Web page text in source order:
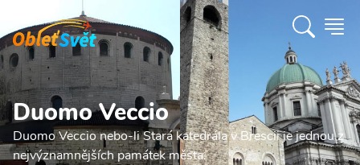
Duomo Veccio
Duomo Veccio nebo-li Stará katedrála v Brescii je jednou z
nejvýznamnějších památek města.